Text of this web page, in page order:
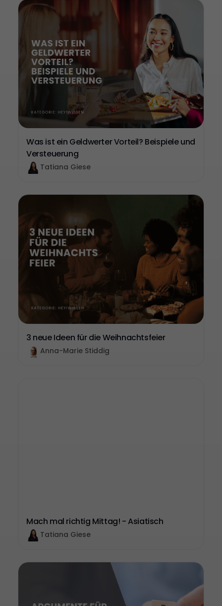
Was ist ein Geldwerter Vorteil? Beispiele und
Versteuerung
Tatiana Giese
3 neue Ideen für die Weihnachtsfeier
Anna-Marie Stiddig
Mach mal richtig Mittag! - Asiatisch
Tatiana Giese